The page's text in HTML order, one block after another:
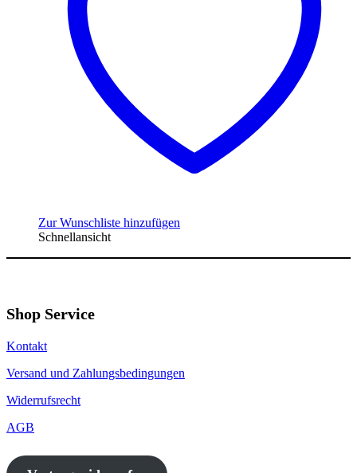
Zur Wunschliste hinzufügen
Schnellansicht
Shop Service
Kontakt
Versand und Zahlungsbedingungen
Widerrufsrecht
AGB